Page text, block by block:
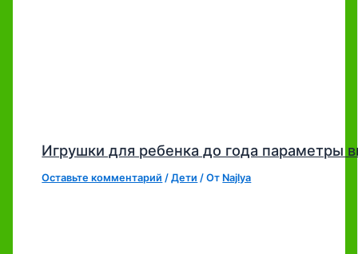
Игрушки для ребенка до года параметры
Оставьте комментарий /Дети / От Najlya